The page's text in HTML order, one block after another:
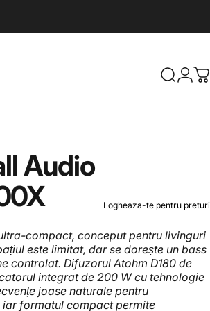
Căutare
Log in
Audio
Logheaza-te pentru preturi
compact, conceput pentru livinguri
este limitat, dar se dorește un bass
controlat. Difuzorul Atohm D180 de
integrat de 200 W cu tehnologie
joase naturale pentru
iar formatul compact permite